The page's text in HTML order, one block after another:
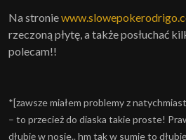
Na stronie
rzeczoną płytę, a także posłuchać
polecam!!
*[zawsze miałem problemy z
– to przecież do diaska takie proste!
dłubię w nosie.. hm tak w sumie to